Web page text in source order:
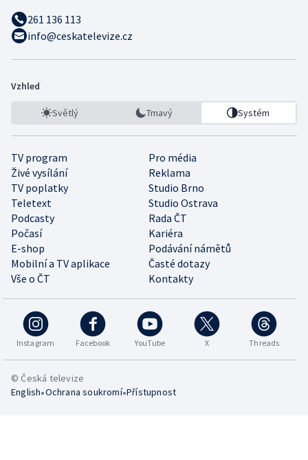
261 136 113
info@ceskatelevize.cz
Vzhled
Světlý Tmavý Systém
TV program
Pro média
Živé vysílání
Reklama
TV poplatky
Studio Brno
Teletext
Studio Ostrava
Podcasty
Rada ČT
Počasí
Kariéra
E-shop
Podávání námětů
Mobilní a TV aplikace
Časté dotazy
Vše o ČT
Kontakty
Instagram Facebook YouTube X Threads
© Česká televize
English•Ochrana soukromí•Přístupnost